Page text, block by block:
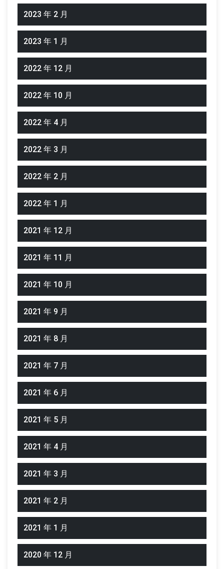
2023 年 2 月
2023 年 1 月
2022 年 12 月
2022 年 10 月
2022 年 4 月
2022 年 3 月
2022 年 2 月
2022 年 1 月
2021 年 12 月
2021 年 11 月
2021 年 10 月
2021 年 9 月
2021 年 8 月
2021 年 7 月
2021 年 6 月
2021 年 5 月
2021 年 4 月
2021 年 3 月
2021 年 2 月
2021 年 1 月
2020 年 12 月